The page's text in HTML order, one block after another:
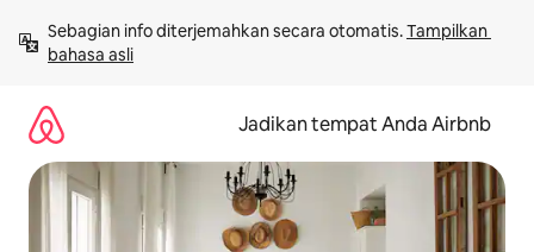
langsung
lihat
Sebagian info diterjemahkan secara otomatis. Tampilkan
bahasa asli
Jadikan tempat Anda Airbnb